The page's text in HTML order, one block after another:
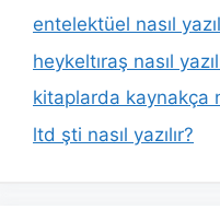
entelektüel nasıl
heykeltıraş nasıl
kitaplarda kaynakça
ltd şti nasıl yazılır?